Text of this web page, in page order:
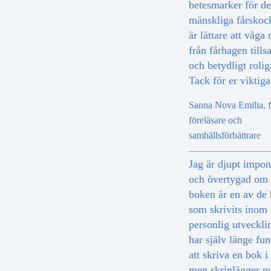
betesmarker för
mänskliga
är lättare att våga
från fårhagen
och betydligt
Tack för er
Sanna Nova Emilia,
föreläsare och
samhällsförbättrare
Jag är djupt
och övertygad om
boken är en av de
som skrivits inom
personlig
har själv länge
att skriva en bok i